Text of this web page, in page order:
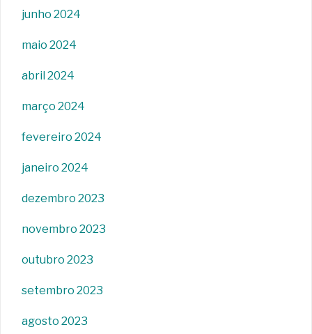
junho 2024
maio 2024
abril 2024
março 2024
fevereiro 2024
janeiro 2024
dezembro 2023
novembro 2023
outubro 2023
setembro 2023
agosto 2023